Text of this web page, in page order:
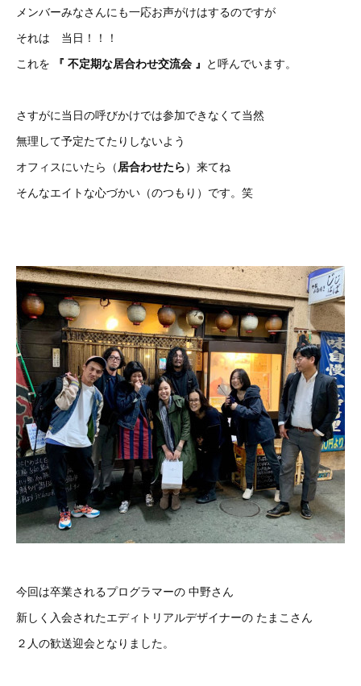
メンバーみなさんにも一応お声がけはするのですが
それは 当日！！！
これを
『 不定期な居合わせ交流会 』 と呼んでいます。
さすがに当日の呼びかけでは参加できなくて当然
無理して予定たてたりしないよう
オフィスにいたら（ 居合わせたら）来てね
そんなエイトな心づかい（のつもり）です。笑
今回は卒業されるプログラマーの 中野さん
新しく入会されたエディトリアルデザイナーの たまこさん
２人の歓送迎会となりました。